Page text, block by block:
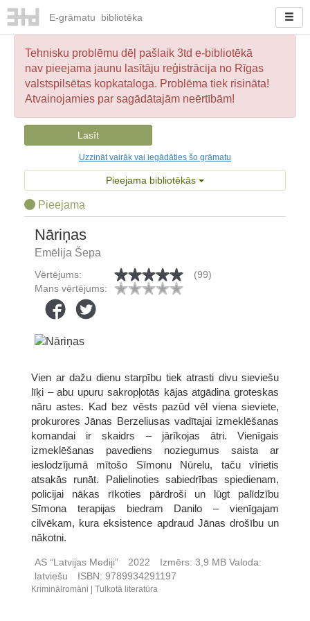
E-grāmatu bibliotēka
Tehnisku problēmu dēļ pašlaik 3td e-bibliotēkā
nav pieejama jaunu lasītāju reģistrācija no Rīgas
valstspilsētas kopkataloga. Problēma tiek risināta!
Atvainojamies par sagādātajām neērtībām!
Lasīt
Uzzināt vairāk vai iegādāties šo grāmatu
Pieejama bibliotēkās
Pieejama
Nāriņas
Emēlija Šepa
Vērtējums:
(99)
Mans vērtējums:
Vien ar dažu dienu starpību tiek atrasti divu sieviešu
līķi – abu upuru sakropļotās kājas atgādina groteskas
nāru astes. Kad bez vēsts pazūd vēl viena sieviete,
prokurores Jānas Berzeliusas vadītajai izmeklēšanas
komandai ir skaidrs – jārīkojas ātri. Vienīgais
izmeklēšanas pavediens noziegumus saista ar
ieslodzījumā mītošo Sīmonu Nūrelu, taču vīrietis
atsakās runāt. Palielinoties sabiedrības spiedienam,
policijai nākas rīkoties pārdroši un lūgt palīdzību
Sīmona terapijas biedram Danilo – vienīgajam
cilvēkam, kura eksistence apdraud Jānas drošību un
nākotni.
AS “Latvijas Mediji” 2022 Izmērs: 3,9 MB Valoda:
latviešu
ISBN: 9789934291197
Kriminālromāni Tulkotā literatūra